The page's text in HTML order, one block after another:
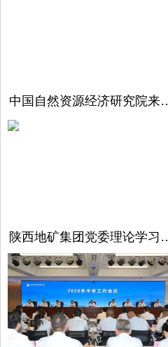
中国自然资源经济研究
陕西地矿集团党委理论学